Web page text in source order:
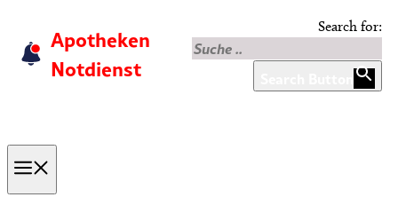
content
Apotheken
Notdienst
Search for: